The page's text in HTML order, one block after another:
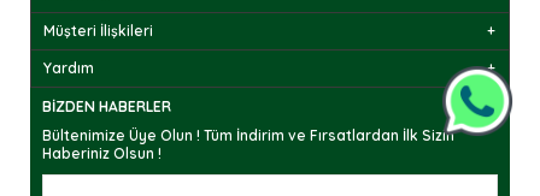
Müşteri İlişkileri
Yardım
BIZDEN HABERLER
Bültenimize Üye Olun ! Tüm İndirim ve Fırsatlardan İlk Sizin
Haberiniz Olsun !